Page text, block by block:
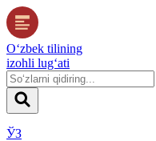
O‘zbek tilining
izohli lug‘ati
ЎЗ